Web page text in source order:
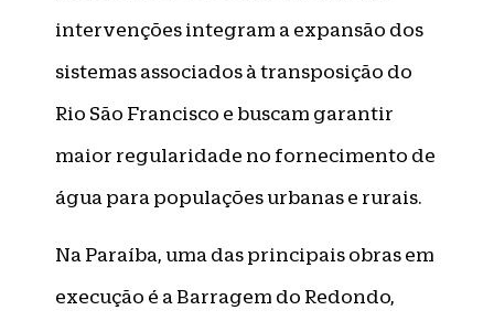
intervenções integram a expansão dos
sistemas associados à transposição do
Rio São Francisco e buscam garantir
maior regularidade no fornecimento de
água para populações urbanas e rurais.
Na Paraíba, uma das principais obras em
execução é a Barragem do Redondo,